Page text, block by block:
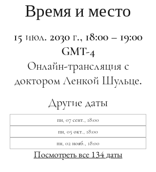
Время и место
15 июл. 2030 г., 18:00 – 19:00
GMT-4
Онлайн-трансляция с
доктором Ленкой Шульце.
Другие даты
пн, 07 сент., 18:00
пн, 05 окт., 18:00
пн, 02 нояб., 18:00
Посмотреть все 134 даты